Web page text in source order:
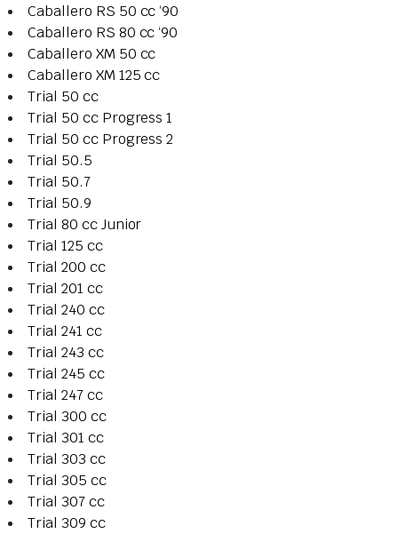
Caballero RS 50 cc ‘90
Caballero RS 80 cc ‘90
Caballero XM 50 cc
Caballero XM 125 cc
Trial 50 cc
Trial 50 cc Progress 1
Trial 50 cc Progress 2
Trial 50.5
Trial 50.7
Trial 50.9
Trial 80 cc Junior
Trial 125 cc
Trial 200 cc
Trial 201 cc
Trial 240 cc
Trial 241 cc
Trial 243 cc
Trial 245 cc
Trial 247 cc
Trial 300 cc
Trial 301 cc
Trial 303 cc
Trial 305 cc
Trial 307 cc
Trial 309 cc